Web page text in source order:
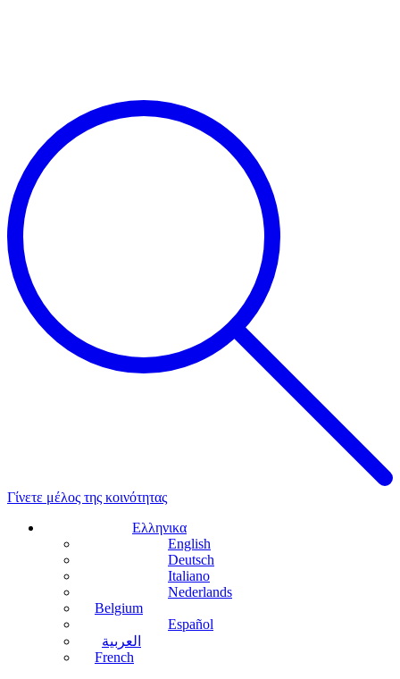
Γίνετε μέλος της κοινότητας
Ελληνικα
English
Deutsch
Italiano
Nederlands
Belgium
Español
العربية
French